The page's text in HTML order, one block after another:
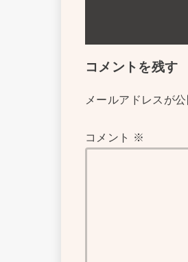
コメントを残す
メールアドレスが
コメント ※